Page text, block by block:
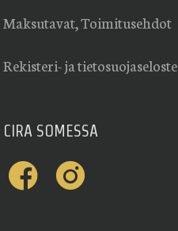
Maksutavat, Toimitusehdot
Rekisteri- ja tietosuojaseloste
CIRA SOMESSA